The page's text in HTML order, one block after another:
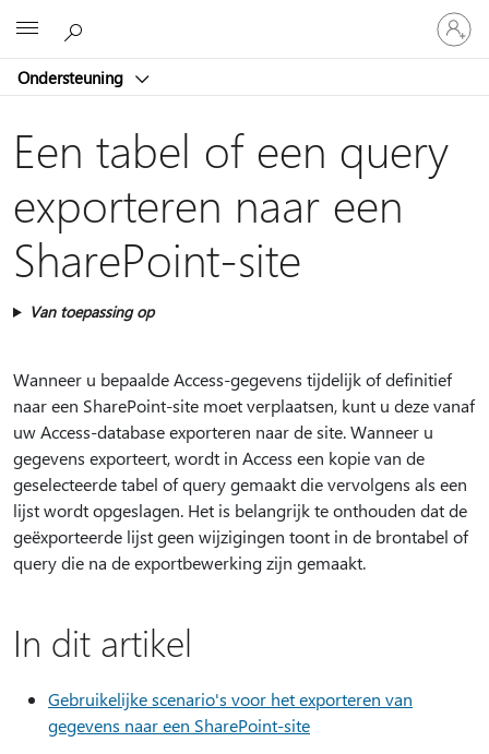
Ondersteuning
Meld
je
aan
je
Een tabel of een query
exporteren naar een
SharePoint-site
Van toepassing op
Wanneer u bepaalde Access-gegevens tijdelijk of definitief
naar een SharePoint-site moet verplaatsen, kunt u deze vanaf
uw Access-database exporteren naar de site. Wanneer u
gegevens exporteert, wordt in Access een kopie van de
geselecteerde tabel of query gemaakt die vervolgens als een
lijst wordt opgeslagen. Het is belangrijk te onthouden dat de
geëxporteerde lijst geen wijzigingen toont in de brontabel of
query die na de exportbewerking zijn gemaakt.
In dit artikel
Gebruikelijke scenario's voor het exporteren van
gegevens naar een SharePoint-site